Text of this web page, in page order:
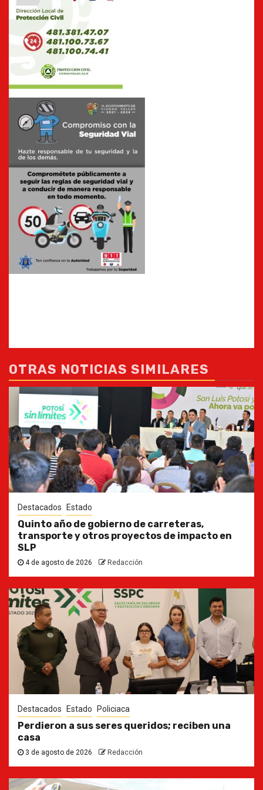
OTRAS NOTICIAS SIMILARES
Destacados Estado
Quinto año de gobierno de carreteras,
transporte y otros proyectos de impacto en
SLP
4 de agosto de 2026 Redacción
Destacados Estado Policiaca
Perdieron a sus seres queridos; reciben una
casa
3 de agosto de 2026 Redacción